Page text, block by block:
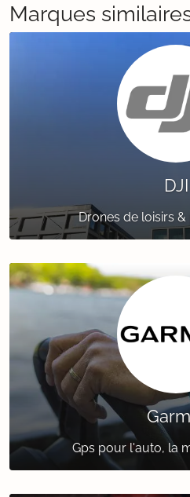
Marques
DJI
Drones de loisirs
Gps pour l'auto, la